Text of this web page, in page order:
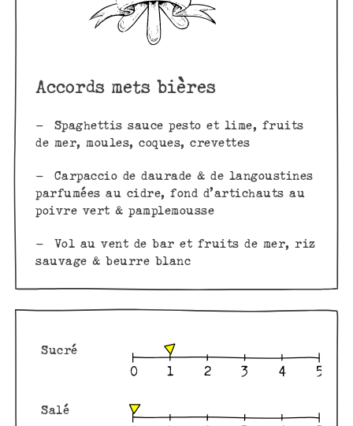
Accords mets bières
– Spaghettis sauce pesto et lime, fruits
de mer, moules, coques, crevettes
– Carpaccio de daurade & de langoustines
parfumées au cidre, fond d’artichauts au
poivre vert & pamplemousse
– Vol au vent de bar et fruits de mer, riz
sauvage & beurre blanc
Sucré
Salé